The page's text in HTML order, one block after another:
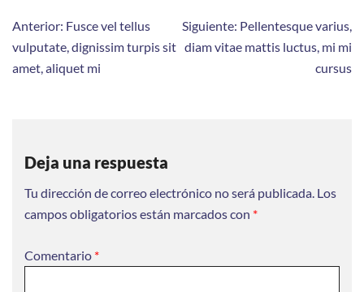
Anterior: Fusce vel tellus
vulputate, dignissim turpis sit
amet, aliquet mi
Siguiente: Pellentesque varius,
diam vitae mattis luctus, mi mi
cursus
Deja una respuesta
Tu dirección de correo electrónico no será publicada. Los
campos obligatorios están marcados con *
Comentario *